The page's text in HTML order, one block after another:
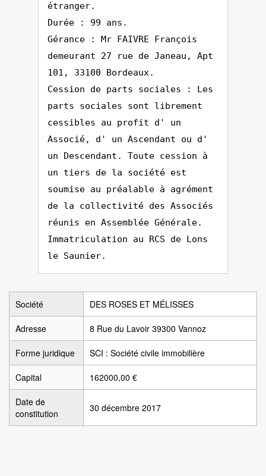
étranger.
Durée : 99 ans.
Gérance : Mr FAIVRE François
demeurant 27 rue de Janeau, Apt
101, 33100 Bordeaux.
Cession de parts sociales : Les
parts sociales sont librement
cessibles au profit d' un
Associé, d' un Ascendant ou d'
un Descendant. Toute cession à
un tiers de la société est
soumise au préalable à agrément
de la collectivité des Associés
réunis en Assemblée Générale.
Immatriculation au RCS de Lons
le Saunier.
Société DES ROSES ET MÉLISSES
Adresse 8 Rue du Lavoir 39300 Vannoz
Forme juridique SCI : Société civile immobilière
Capital 162000,00 €
Date de
constitution
30 décembre 2017